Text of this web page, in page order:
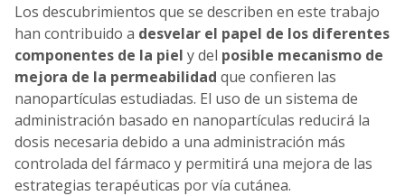
Los descubrimientos que se describen en este trabajo
han contribuido a desvelar el papel de los diferentes
componentes de la piel y del posible mecanismo de
mejora de la permeabilidad que confieren las
nanopartículas estudiadas. El uso de un sistema de
administración basado en nanopartículas reducirá la
dosis necesaria debido a una administración más
controlada del fármaco y permitirá una mejora de las
estrategias terapéuticas por vía cutánea.